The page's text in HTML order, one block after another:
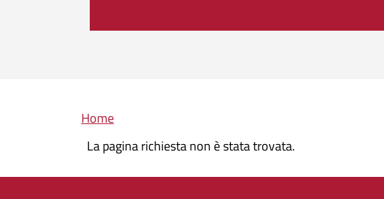
Briciole di pane
Home
La pagina richiesta non è stata trovata.